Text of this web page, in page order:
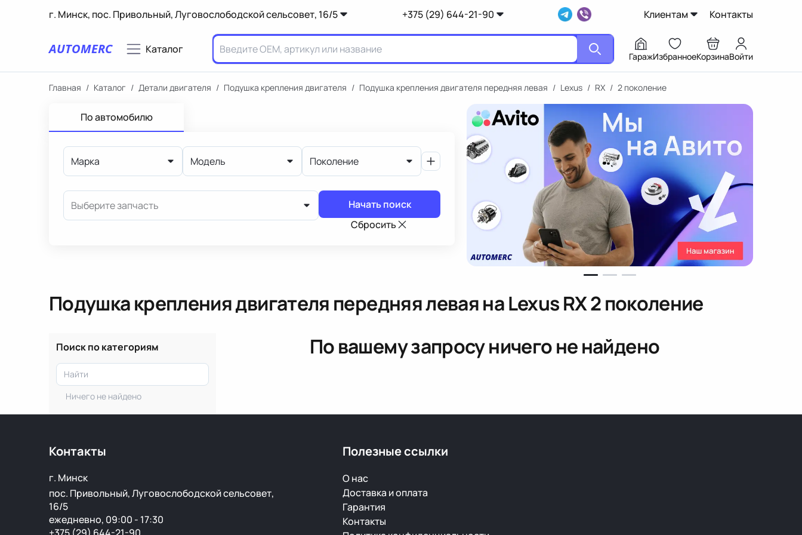
г. Минск, пос. Привольный, Луговослободской сельсовет, 16/5 +375 (29) 644-21-90 Клиентам Контакты
AUTOMERC Каталог
ГаражИзбранноеКорзинаВойти
Главная / Каталог / Детали двигателя / Подушка крепления двигателя / Подушка крепления двигателя передняя левая / Lexus / RX / 2 поколение
По автомобилю
Марка Модель Поколение
Выберите запчасть
Начать поиск
Сбросить
Подушка крепления двигателя передняя леваяна Lexus RX 2 поколение
Поиск по категориям
Ничего не найдено
По вашему запросу ничего не найдено
Контакты
г. Минск
пос. Привольный, Луговослободской сельсовет,
16/5
ежедневно, 09:00 - 17:30
Полезные ссылки
О нас
Доставка и оплата
Гарантия
Контакты